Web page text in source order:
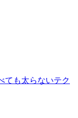
ても太らないテク